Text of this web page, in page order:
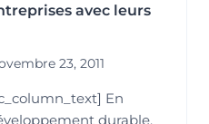
avec leurs
23, 2011
En
durable,